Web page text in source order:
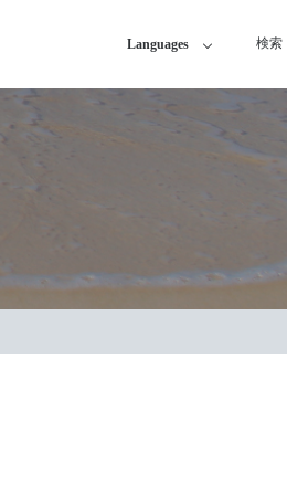
Languages 検索